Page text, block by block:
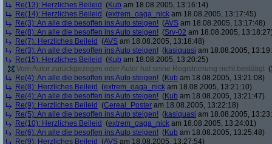
Re(13): Herzliches Beileid (Kub am 18.08.2005, 13:16:14)
Re(14): Herzliches Beileid (extrem_oaga_nick am 18.08.2005, 13:17:45)
Re(3): An alle die besoffen ins Auto steigen! (AVS am 18.08.2005, 13:17:48)
Re(8): An alle die besoffen ins Auto steigen! (Srv-02 am 18.08.2005,
Re(7): Herzliches Beileid (AVS am 18.08.2005, 13:18:48)
Re(3): An alle die besoffen ins Auto steigen! (kasiquasi am 18.08.2005,
Re(15): Herzliches Beileid (Kub am 18.08.2005, 13:20:25)
Vom Autor zurückgezogen oder Autor hat seine Registrierung nicht bestätigt (
Re(4): An alle die besoffen ins Auto steigen! (Kub am 18.08.2005, 13:21:08)
Re(8): Herzliches Beileid (extrem_oaga_nick am 18.08.2005, 13:21:10)
Re(4): An alle die besoffen ins Auto steigen! (Kub am 18.08.2005, 13:21:47)
Re(9): Herzliches Beileid (Cereal_Poster am 18.08.2005, 13:22:18)
Re(5): An alle die besoffen ins Auto steigen! (kasiquasi am 18.08.2005,
Re(10): Herzliches Beileid (extrem_oaga_nick am 18.08.2005, 13:24:01)
Re(6): An alle die besoffen ins Auto steigen! (Kub am 18.08.2005, 13:25:48)
Re(9): Herzliches Beileid (AVS am 18.08.2005, 13:27:54)